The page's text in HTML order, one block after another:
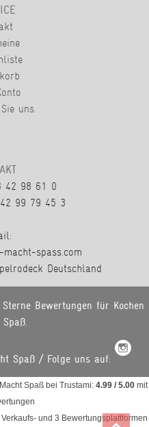
uns.
42 98 61 0
99 79 45 3
macht-spass.com
Deutschland
Bewertungen für Kochen
Spaß / Folge uns auf:
Spaß bei Trustami: 4.99 / 5.00 mit
und 3 Bewertungsplattformen